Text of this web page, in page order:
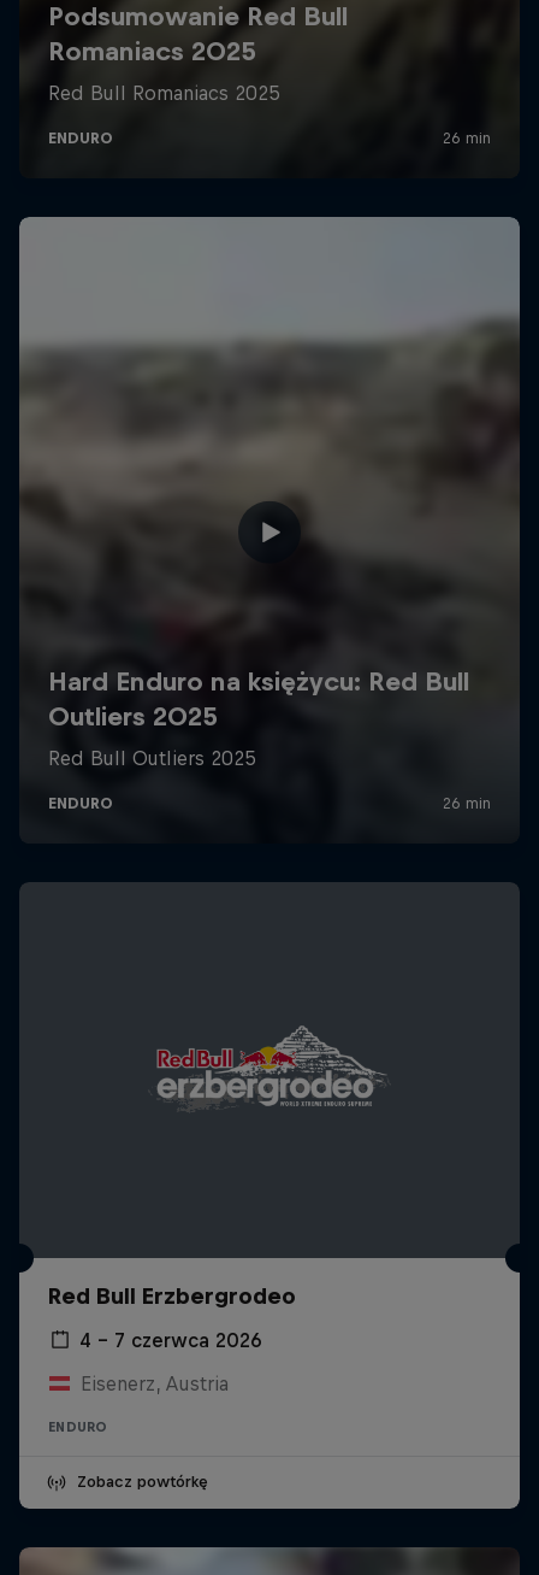
Red Bull Erzbergrodeo
4 – 7 czerwca 2026
Eisenerz, Austria
ENDURO
Zobacz powtórkę